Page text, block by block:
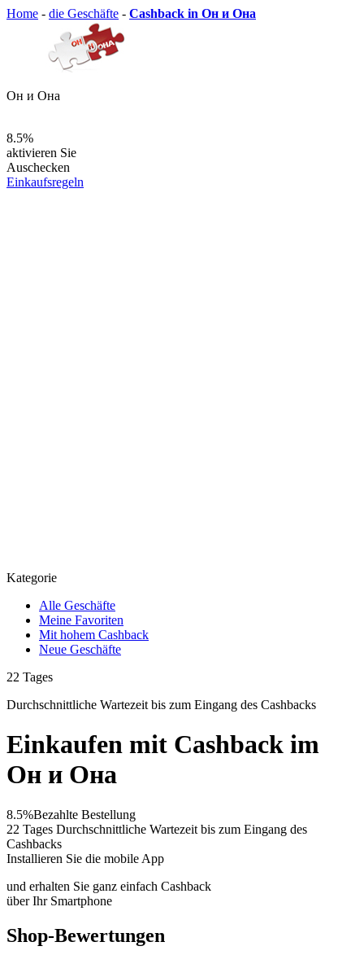
Home - die Geschäfte - Cashback in Он и Она
Он и Она
8.5%
aktivieren Sie
Auschecken
Einkaufsregeln
Kategorie
Alle Geschäfte
Meine Favoriten
Mit hohem Cashback
Neue Geschäfte
22 Tages
Durchschnittliche Wartezeit bis zum Eingang des Cashbacks
Einkaufen mit Cashback im
Он и Она
8.5%Bezahlte Bestellung
22 Tages Durchschnittliche Wartezeit bis zum Eingang des
Cashbacks
Installieren Sie die mobile App
und erhalten Sie ganz einfach Cashback
über Ihr Smartphone
Shop-Bewertungen